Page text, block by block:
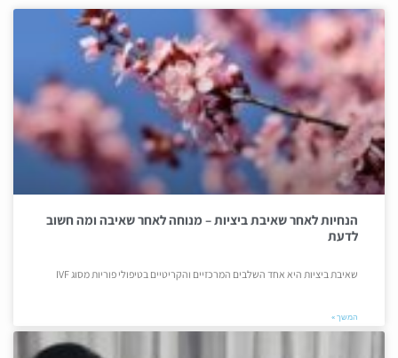
הנחיות לאחר שאיבת ביציות – מנוחה לאחר שאיבה ומה חשוב
לדעת
שאיבת ביציות היא אחד השלבים המרכזיים והקריטיים בטיפולי פוריות מסוג IVF
המשך »